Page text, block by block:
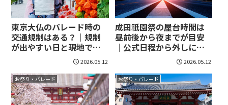
東京大仏のパレード時の
交通規制はある？｜規制
が出やすい日と現地で迷
2026.05.12
成田祇園祭の屋台時間は
昼前後から夜までが目安
｜公式日程から外しにく
い回り方を整理！ 2026.05.12
お祭り・パレード お祭り・パレード